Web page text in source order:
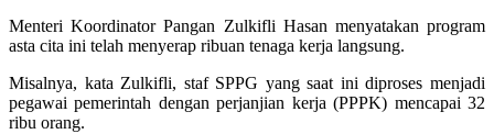
Menteri Koordinator Pangan Zulkifli Hasan menyatakan program
asta cita ini telah menyerap ribuan tenaga kerja langsung.
Misalnya, kata Zulkifli, staf SPPG yang saat ini diproses menjadi
pegawai pemerintah dengan perjanjian kerja (PPPK) mencapai 32
ribu orang.